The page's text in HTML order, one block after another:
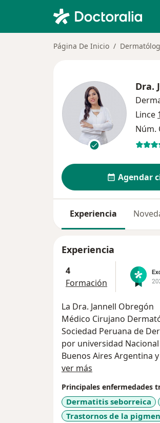
Página De Inicio
Dra.
Lince
Núm.
Agendar
Experiencia
Experiencia
4
Formación
La Dra. Jannell Obregón
Médico Cirujano
Sociedad Peruana de
por universidad
Buenos Aires Argentina
Ponente en congresos
ver más
Principales enfermedades
Dermatitis seborreica
Trastornos de la